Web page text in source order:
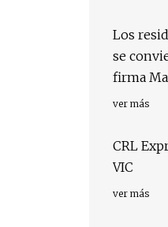
Los
se
firma
ver más
CRL
VIC
ver más